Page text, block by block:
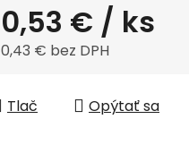
0,53 € / ks
0,43 € bez DPH
Tlač
Opýtať sa